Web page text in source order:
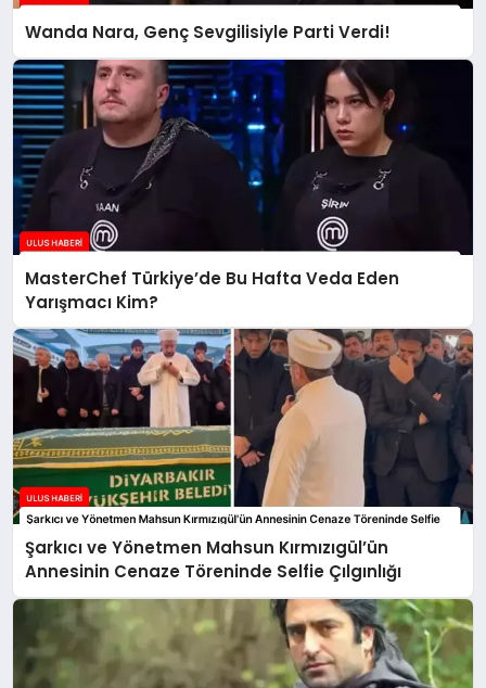
Wanda Nara, Genç Sevgilisiyle Parti Verdi!
MasterChef Türkiye’de Bu Hafta Veda Eden
Yarışmacı Kim?
Şarkıcı ve Yönetmen Mahsun Kırmızıgül’ün
Annesinin Cenaze Töreninde Selfie Çılgınlığı